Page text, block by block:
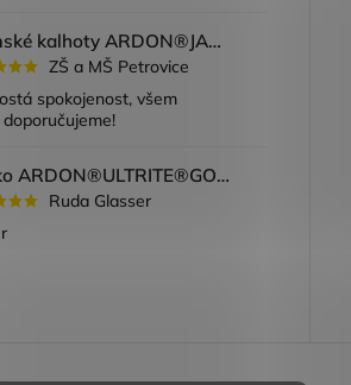
Dámské kalhoty ARDON®JASVENA šedá
ZŠ a MŠ Petrovice
spokojenost, všem
Tričko ARDON®ULTRITE®GO! dámské růžová
Ruda Glasser